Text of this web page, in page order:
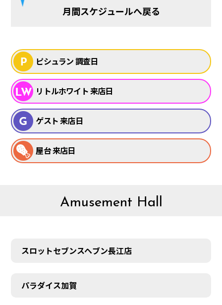
月間スケジュールへ戻る
ピシュラン 調査日
リトルホワイト 来店日
ゲスト 来店日
屋台 来店日
Amusement Hall
スロットセブンスヘブン長江店
パラダイス加賀